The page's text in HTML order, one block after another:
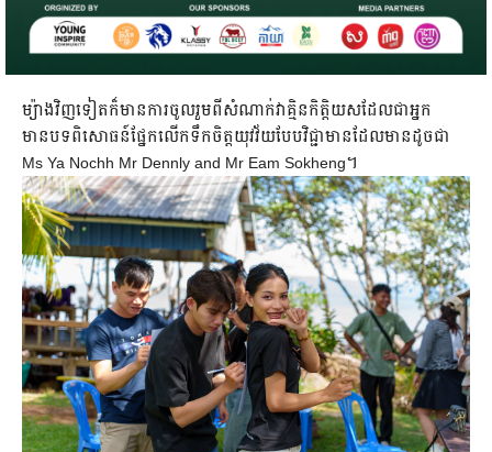
ម្យ៉ាងវិញទៀតក៏មានការចូលរួមពីសំណាក់វាគ្មិនកិត្តិយសដែលជាអ្នក
មានបទពិសោធន៍ផ្នែកលើកទឹកចិត្តយុវវ័យបែបវិជ្ជាមានដែលមានដូចជា
Ms Ya Nochh Mr Dennly and Mr Eam Sokheng។